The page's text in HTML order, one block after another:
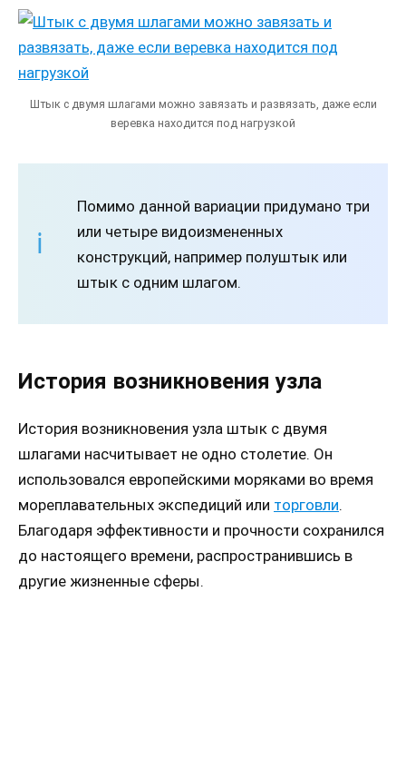
Штык с двумя шлагами можно завязать и развязать, даже если
веревка находится под нагрузкой
Помимо данной вариации придумано три
или четыре видоизмененных
конструкций, например полуштык или
штык с одним шлагом.
История возникновения узла
История возникновения узла штык с двумя
шлагами насчитывает не одно столетие. Он
использовался европейскими моряками во время
мореплавательных экспедиций или торговли.
Благодаря эффективности и прочности сохранился
до настоящего времени, распространившись в
другие жизненные сферы.